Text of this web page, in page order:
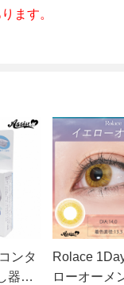
ます。
ンタ
器
Rolace
ローオーメ